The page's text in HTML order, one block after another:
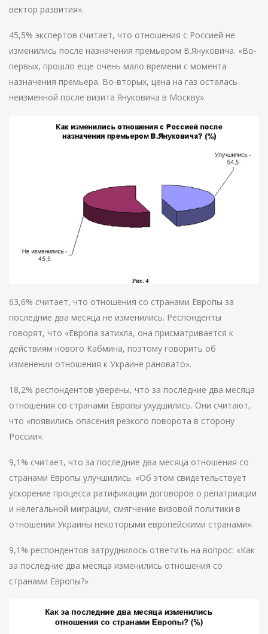
вектор развития».
45,5% экспертов считает, что отношения с Россией не
изменились после назначения премьером В.Януковича. «Во-
первых, прошло еще очень мало времени с момента
назначения премьера. Во-вторых, цена на газ осталась
неизменной после визита Януковича в Москву».
63,6% считает, что отношения со странами Европы за
последние два месяца не изменились. Респонденты
говорят, что «Европа затихла, она присматривается к
действиям нового Кабмина, поэтому говорить об
изменении отношения к Украине рановато».
18,2% респондентов уверены, что за последние два месяца
отношения со странами Европы ухудшились. Они считают,
что «появились опасения резкого поворота в сторону
России».
9,1% считает, что за последние два месяца отношения со
странами Европы улучшились. «Об этом свидетельствует
ускорение процесса ратификации договоров о репатриации
и нелегальной миграции, смягчение визовой политики в
отношении Украины некоторыми европейскими странами».
9,1% респондентов затруднилось ответить на вопрос: «Как
за последние два месяца изменились отношения со
странами Европы?»